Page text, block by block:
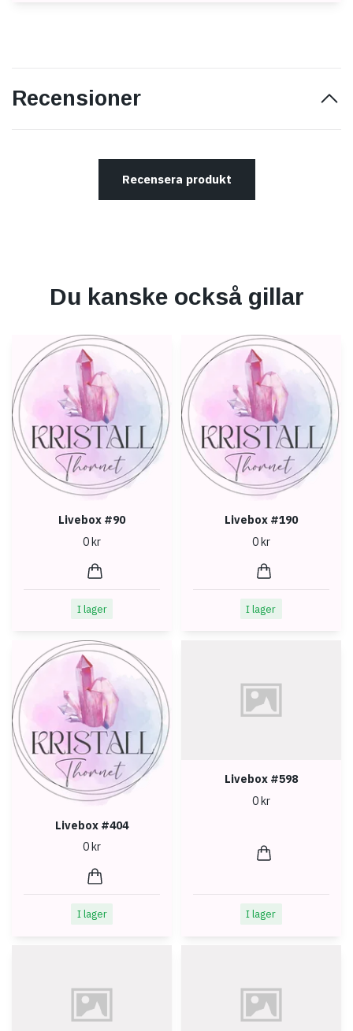
Recensioner
Recensera produkt
Du kanske också gillar
Livebox #90
0 kr
I lager
Livebox #190
0 kr
I lager
Livebox #404
0 kr
I lager
Livebox #598
0 kr
I lager